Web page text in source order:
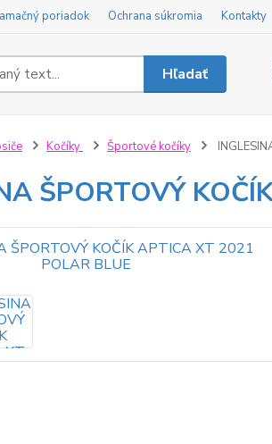
poriadok Ochrana súkromia Kontakty
Hľadať
Kočíky Športové kočíky
ŠPORTOVÝ